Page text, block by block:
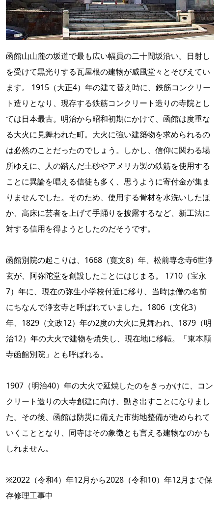
函館山山麓の坂道で最も広い幅員の二十間坂沿い。日射し
を受けて黒光りする瓦屋根の建物が威風堂々とそびえてい
ます。 1915（大正4）年の建て替え時に、鉄筋コンクリー
ト造りとなり、現存する鉄筋コンクリート造りの寺院とし
ては日本最古。明治から昭和初期にかけて、函館は度重な
る大火に見舞われた町。大火に強い建築物を求められるの
は必然のことだったのでしょう。しかし、信仰に関わる場
所ゆえに、人の踏んだ土砂やアメリカ製の鉄筋を使用する
ことに異論を唱える信徒も多く、思うように寄付金が集ま
りませんでした。そのため、使用する骨材を水洗いしたほ
か、高床に芸者を上げて手踊りを披露するなど、新工法に
対する信用を得ようとしたのだそうです。
函館別院の起こりは、1668（寛文8）年、松前専念寺6世浄
玄が、阿弥陀堂を創設したことにはじまる。 1710（宝永
7）年に、現在の弥生小学校付近に移り、当時は僧の名前
にちなんで浄玄寺と呼ばれていました。1806（文化3）
年、1829（文政12）年の2度の大火に見舞われ、1879（明
治12）年の大火で建物を焼失し、現在地に移転。「東本願
寺函館別院」とも呼ばれる。
1907（明治40）年の大火で延焼したのをきっかけに、コン
クリート造りの大寺創建に向け、動き出すことになりまし
た。その後、函館は防災に備えた市街地整備が進められて
いくこととなり、同寺はその象徴とも言える建物なのかも
しれません。
※2022（令和4）年12月から2028（令和10）年12月まで保
存修理工事中